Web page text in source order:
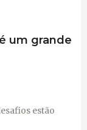
um grande
estão